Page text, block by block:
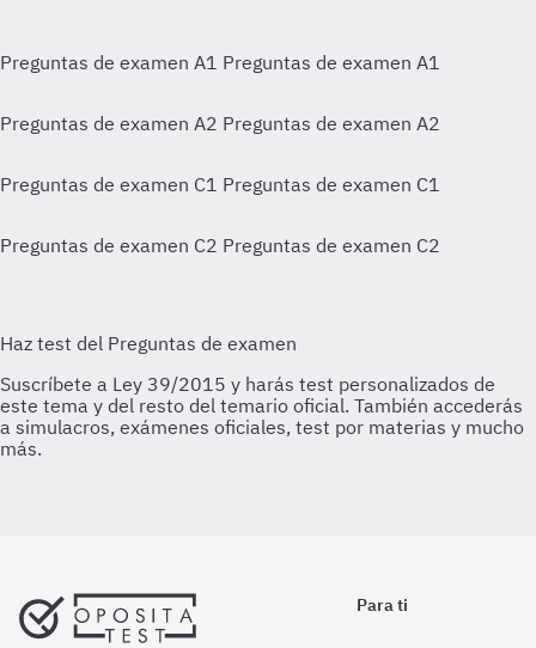
Preguntas de examen A1 Preguntas de examen A1
Preguntas de examen A2 Preguntas de examen A2
Preguntas de examen C1 Preguntas de examen C1
Preguntas de examen C2 Preguntas de examen C2
Para ti